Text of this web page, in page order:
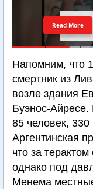
Read More
Напомним, что
смертник из
возле здания
Буэнос-Айресе.
85 человек,
Аргентинская
что за
однако под
Менема